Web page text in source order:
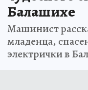
Балашихе
Машинист
младенца,
электрички в